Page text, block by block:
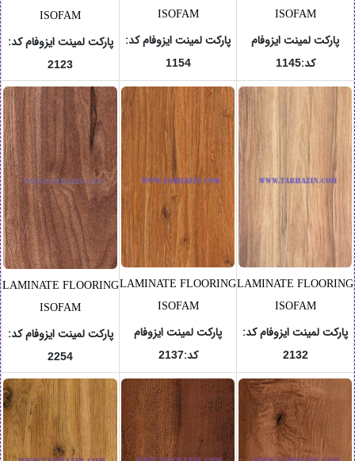
ISOFAM
پارکت لمینت ایزوفام
کد:
1145
ISOFAM
پارکت لمینت ایزوفامکد:
1154
ISOFAM
پارکت لمینت ایزوفامکد:
2123
LAMINATE FLOORING
ISOFAM
پارکت لمینت ایزوفامکد:
2132
LAMINATE FLOORING
ISOFAM
پارکت لمینت ایزوفام
کد:
2137
LAMINATE FLOORING
ISOFAM
پارکت لمینت ایزوفامکد:
2254